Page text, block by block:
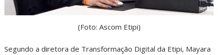
(Foto: Ascom Etipi)
Segundo a diretora de Transformação Digital da Etipi, Mayara